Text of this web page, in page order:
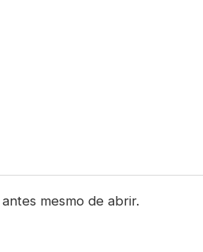
mesmo de abrir.